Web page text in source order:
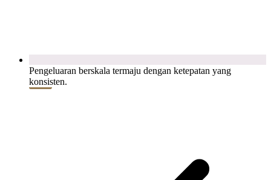
Pengeluaran berskala termaju dengan ketepatan yang
konsisten.